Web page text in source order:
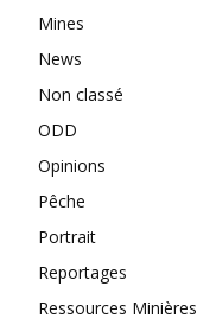
Mines
News
Non classé
ODD
Opinions
Pêche
Portrait
Reportages
Ressources Minières